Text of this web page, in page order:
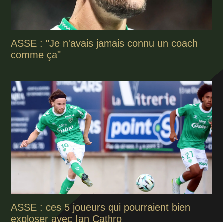
ASSE : "Je n'avais jamais connu un coach
comme ça"
ASSE : ces 5 joueurs qui pourraient bien
exploser avec Ian Cathro